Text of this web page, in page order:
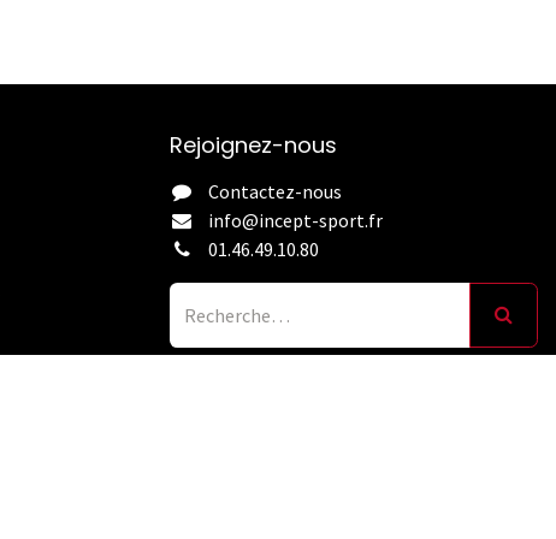
Rejoignez-nous
Contactez-nous
info@incept-sport.fr
01.46.49.10.80